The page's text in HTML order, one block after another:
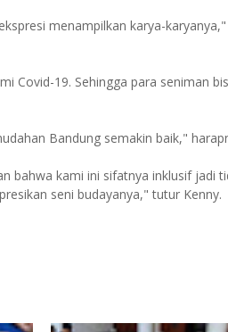
menampilkan karya-karyanya,"
Covid-19. Sehingga para seniman
Bandung semakin baik,"
bahwa kami ini sifatnya inklusif jadi
seni budayanya," tutur Kenny.